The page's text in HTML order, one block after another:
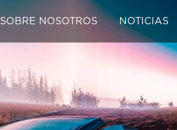
SOBRE NOSOTROS NOTICIAS